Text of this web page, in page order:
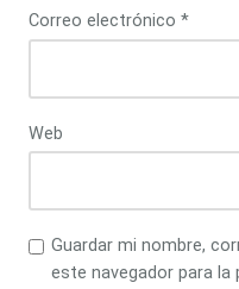
Correo electrónico *
Web
Guardar mi nombre,
este navegador para la